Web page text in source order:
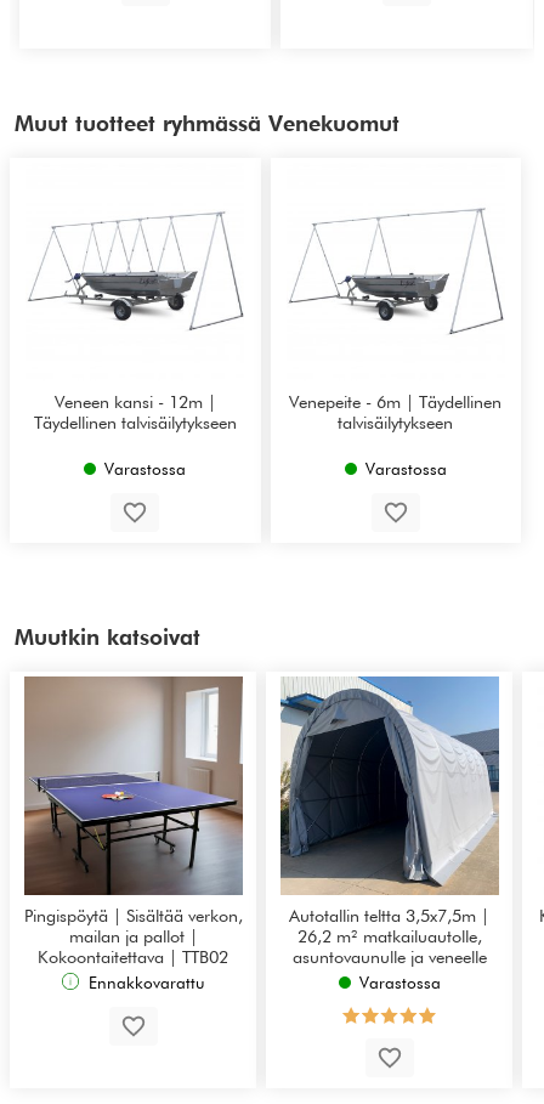
Muut tuotteet ryhmässä Venekuomut
Veneen kansi - 12m |
Täydellinen talvisäilytykseen
Varastossa
Venepeite - 6m | Täydellinen
talvisäilytykseen
Varastossa
Muutkin katsoivat
Pingispöytä | Sisältää verkon,
mailan ja pallot |
Kokoontaitettava | TTB02
Ennakkovarattu
Autotallin teltta 3,5x7,5m |
26,2 m² matkailuautolle,
asuntovaunulle ja veneelle
Varastossa